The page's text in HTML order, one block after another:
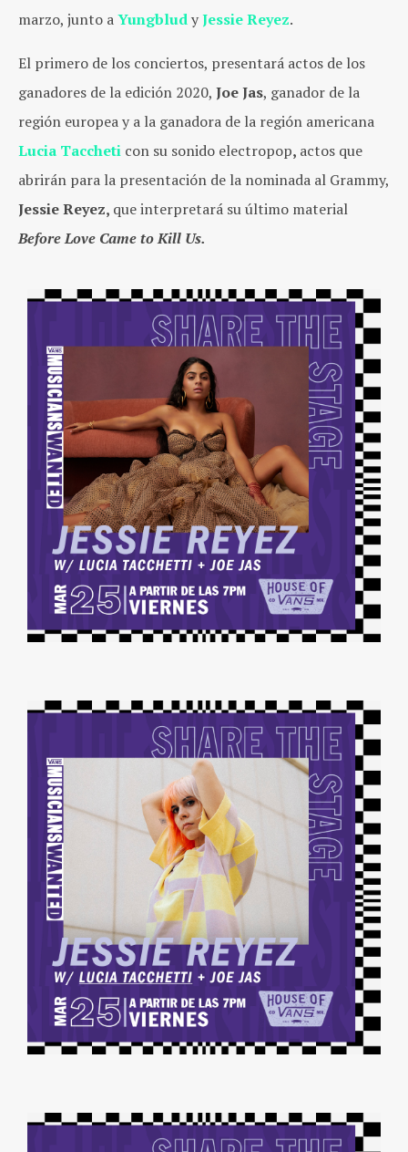
marzo, junto aYungbludyJessie Reyez.
El primero de los conciertos, presentará actos de los
ganadores de la edición 2020, Joe Jas, ganador de la
región europea y a la ganadora de la región americana
Lucia Taccheti con su sonido electropop, actos que
abrirán para la presentación de la nominada al Grammy,
Jessie Reyez, que interpretará su último material
Before Love Came to Kill Us.